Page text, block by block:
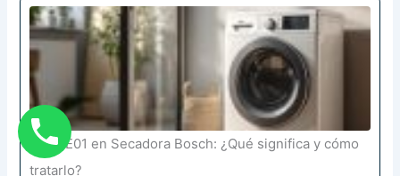
Error E01 en Secadora Bosch: ¿Qué significa y cómo
tratarlo?